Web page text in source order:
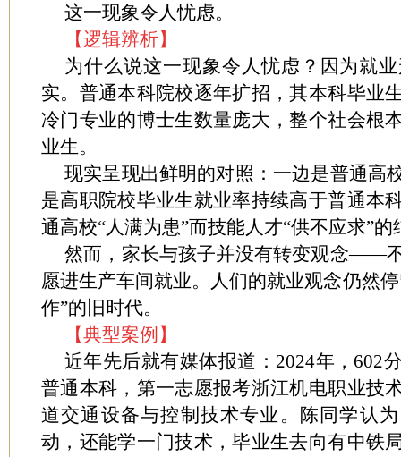
这一现象令人忧虑。
【逻辑辨析】
为什么说这一现象令人忧虑？因为就
实。普通本科院校逐年扩招，其本科毕业
冷门专业的博士生数量庞大，整个社会根
业生。
现实呈现出鲜明的对照：一边是普通高
是高职院校毕业生就业率持续高于普通本
通高校“人满为患”而技能人才“供不应求”
然而，家长与孩子并没有转变观念——
愿进生产车间就业。人们的就业观念仍然
作”的旧时代。
【典型案例】
近年先后就有媒体报道：2024年，602
普通本科，第一志愿报考浙江机电职业技
道交通设备与控制技术专业。陈同学认
动，还能学一门技术，毕业生去向有中铁